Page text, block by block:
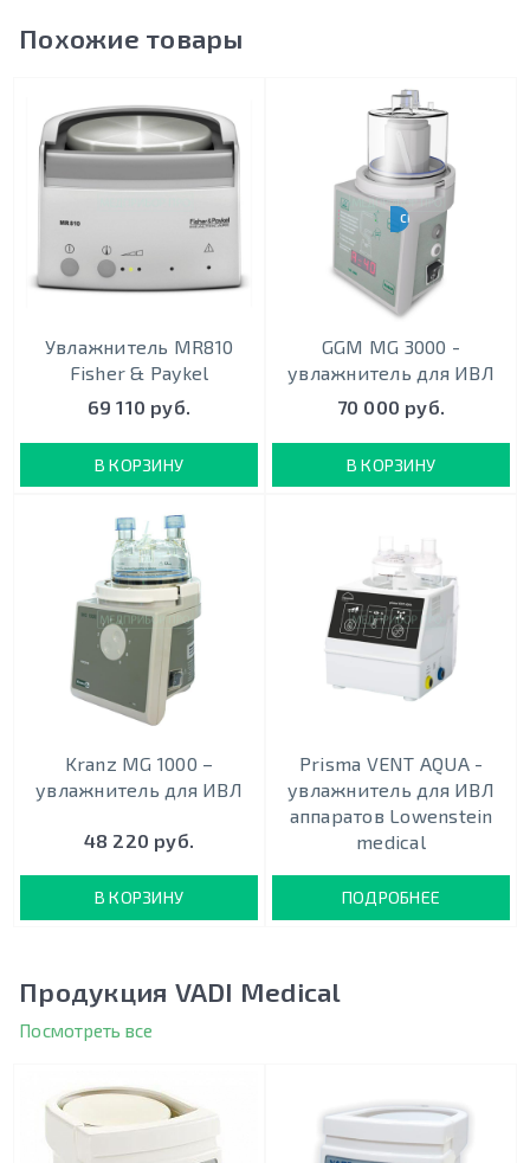
Похожие товары
Увлажнитель MR810
Fisher & Paykel
69 110 руб.
В КОРЗИНУ
СПЕЦ ЦЕНА
GGM MG 3000 -
увлажнитель для ИВЛ
70 000 руб.
В КОРЗИНУ
Kranz MG 1000 –
увлажнитель для ИВЛ
48 220 руб.
В КОРЗИНУ
Prisma VENT AQUA -
увлажнитель для ИВЛ
аппаратов Lowenstein
medical
ПОДРОБНЕЕ
Продукция VADI Medical
Посмотреть все